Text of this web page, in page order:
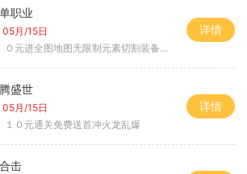
职业
05月/15日
０元进全图地图无限制元素切割装备鉴定
详情
盛世
05月/15日
１０元通关免费送首冲火龙乱爆
详情
击